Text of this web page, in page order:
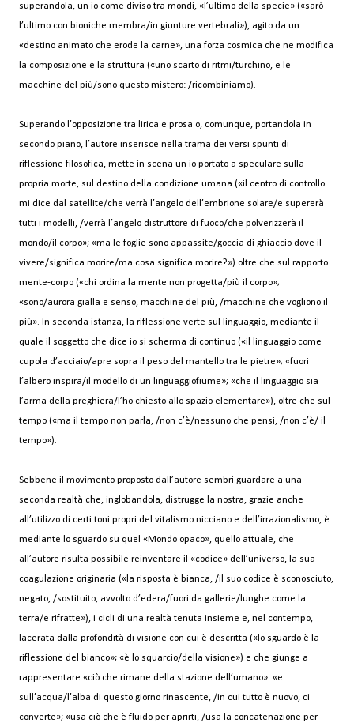
superandola, un io come diviso tra mondi, «l’ultimo della specie» («sarò
l’ultimo con bioniche membra/in giunture vertebrali»), agito da un
«destino animato che erode la carne», una forza cosmica che ne modifica
la composizione e la struttura («uno scarto di ritmi/turchino, e le
macchine del più/sono questo mistero: /ricombiniamo).
Superando l’opposizione tra lirica e prosa o, comunque, portandola in
secondo piano, l’autore inserisce nella trama dei versi spunti di
riflessione filosofica, mette in scena un io portato a speculare sulla
propria morte, sul destino della condizione umana («il centro di controllo
mi dice dal satellite/che verrà l’angelo dell’embrione solare/e supererà
tutti i modelli, /verrà l’angelo distruttore di fuoco/che polverizzerà il
mondo/il corpo»; «ma le foglie sono appassite/goccia di ghiaccio dove il
vivere/significa morire/ma cosa significa morire?») oltre che sul rapporto
mente-corpo («chi ordina la mente non progetta/più il corpo»;
«sono/aurora gialla e senso, macchine del più, /macchine che vogliono il
più». In seconda istanza, la riflessione verte sul linguaggio, mediante il
quale il soggetto che dice io si scherma di continuo («il linguaggio come
cupola d’acciaio/apre sopra il peso del mantello tra le pietre»; «fuori
l’albero inspira/il modello di un linguaggiofiume»; «che il linguaggio sia
l’arma della preghiera/l’ho chiesto allo spazio elementare»), oltre che sul
tempo («ma il tempo non parla, /non c’è/nessuno che pensi, /non c’è/ il
tempo»).
Sebbene il movimento proposto dall’autore sembri guardare a una
seconda realtà che, inglobandola, distrugge la nostra, grazie anche
all’utilizzo di certi toni propri del vitalismo nicciano e dell’irrazionalismo, è
mediante lo sguardo su quel «Mondo opaco», quello attuale, che
all’autore risulta possibile reinventare il «codice» dell’universo, la sua
coagulazione originaria («la risposta è bianca, /il suo codice è sconosciuto,
negato, /sostituito, avvolto d’edera/fuori da gallerie/lunghe come la
terra/e rifratte»), i cicli di una realtà tenuta insieme e, nel contempo,
lacerata dalla profondità di visione con cui è descritta («lo sguardo è la
riflessione del bianco»; «è lo squarcio/della visione») e che giunge a
rappresentare «ciò che rimane della stazione dell’umano»: «e
sull’acqua/l’alba di questo giorno rinascente, /in cui tutto è nuovo, ci
converte»; «usa ciò che è fluido per aprirti, /usa la concatenazione per